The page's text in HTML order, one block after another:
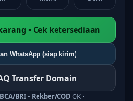
• Cek ketersediaan
WhatsApp (siap kirim)
Transfer Domain
BRI • Rekber/COD OK •